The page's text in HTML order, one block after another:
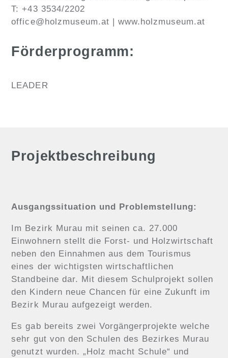
T: +43 3534/2202
office@holzmuseum.at | www.holzmuseum.at
Förderprogramm:
LEADER
Projektbeschreibung
Ausgangssituation und Problemstellung:
Im Bezirk Murau mit seinen ca. 27.000
Einwohnern stellt die Forst- und Holzwirtschaft
neben den Einnahmen aus dem Tourismus
eines der wichtigsten wirtschaftlichen
Standbeine dar. Mit diesem Schulprojekt sollen
den Kindern neue Chancen für eine Zukunft im
Bezirk Murau aufgezeigt werden.
Es gab bereits zwei Vorgängerprojekte welche
sehr gut von den Schulen des Bezirkes Murau
genutzt wurden. „Holz macht Schule“ und